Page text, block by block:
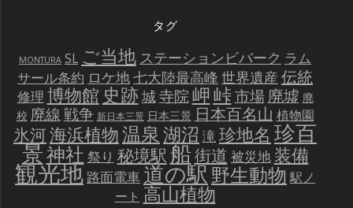
タグ
MONTURA SL ご当地 ステーションビバーク ラム
サール条約 ロケ地七大陸最高峰 世界遺産 伝統
修理 博物館 史跡城寺院岬峠市場 廃墟 廃
校 廃線戦争 新日本三景 日本三景 日本百名山 植物園
氷河海浜植物温泉湖沼 滝珍地名 珍百
景神社 祭り 秘境駅船街道 被災地 装備
観光地 路面電車道の駅野生動物 駅ノ
ート 高山植物